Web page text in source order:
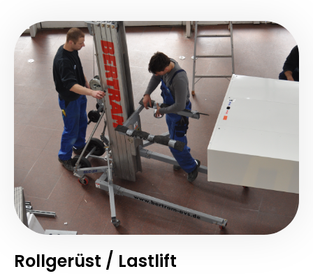
Rollgerüst / Lastlift